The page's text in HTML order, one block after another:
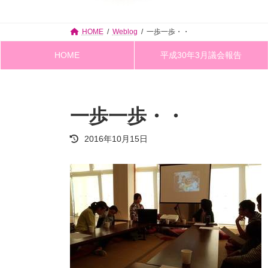
HOME Weblog 一歩一歩・・
HOME 平成30年3月議会報告
一歩一歩・・
最
新
日
2016年10月15日